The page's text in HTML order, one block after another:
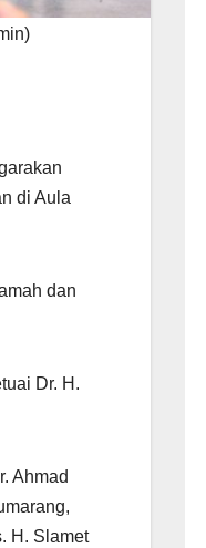
di Aula
dan
Dr. H.
Ahmad
H. Slamet